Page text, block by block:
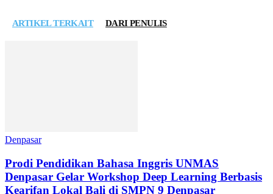
ARTIKEL TERKAIT DARI PENULIS
Denpasar
Prodi Pendidikan Bahasa Inggris UNMAS
Denpasar Gelar Workshop Deep Learning Berbasis
Kearifan Lokal Bali di SMPN 9 Denpasar